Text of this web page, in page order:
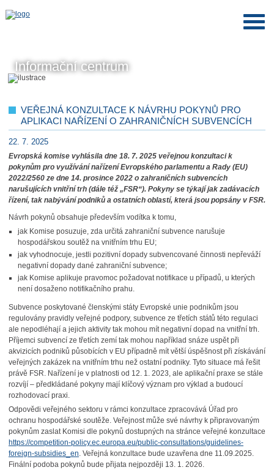
Informační centrum
VEŘEJNÁ KONZULTACE K NÁVRHU POKYNŮ PRO
APLIKACI NAŘÍZENÍ O ZAHRANIČNÍCH SUBVENCÍCH
22. 7. 2025
Evropská komise vyhlásila dne 18. 7. 2025 veřejnou konzultaci k
pokynům pro využívání nařízení Evropského parlamentu a Rady (EU)
2022/2560 ze dne 14. prosince 2022 o zahraničních subvencích
narušujících vnitřní trh (dále též „FSR“). Pokyny se týkají jak zadávacích
řízení, tak nabývání podniků a ostatních oblastí, která jsou popsány v FSR.
Návrh pokynů obsahuje především vodítka k tomu,
jak Komise posuzuje, zda určitá zahraniční subvence narušuje
hospodářskou soutěž na vnitřním trhu EU;
jak vyhodnocuje, jestli pozitivní dopady subvencované činnosti nepřeváží
negativní dopady dané zahraniční subvence;
jak Komise aplikuje pravomoc požadovat notifikace u případů, u kterých
není dosaženo notifikačního prahu.
Subvence poskytované členskými státy Evropské unie podnikům jsou
regulovány pravidly veřejné podpory, subvence ze třetích států této regulaci
ale nepodléhají a jejich aktivity tak mohou mít negativní dopad na vnitřní trh.
Příjemci subvencí ze třetích zemí tak mohou například snáze uspět při
akvizicích podniků působících v EU případně mít větší úspěšnost při získávání
veřejných zakázek na vnitřním trhu než ostatní podniky. Tyto situace má řešit
právě FSR. Nařízení je v platnosti od 12. 1. 2023, ale aplikační praxe se stále
rozvíjí – předkládané pokyny mají klíčový význam pro výklad a budoucí
rozhodovací praxi.
Odpovědi veřejného sektoru v rámci konzultace zpracovává Úřad pro
ochranu hospodářské soutěže. Veřejnost může své návrhy k připravovaným
pokynům zaslat Komisi dle pokynů dostupných na stránce veřejné konzultace
https://competition-policy.ec.europa.eu/public-consultations/guidelines-
foreign-subsidies_en. Veřejná konzultace bude uzavřena dne 11.09.2025.
Finální podoba pokynů bude přijata nejpozději 13. 1. 2026.